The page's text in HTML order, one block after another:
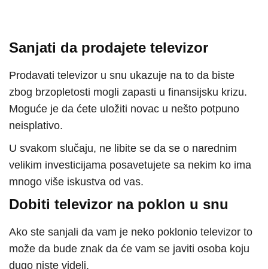
Sanjati da prodajete televizor
Prodavati televizor u snu ukazuje na to da biste
zbog brzopletosti mogli zapasti u finansijsku krizu.
Moguće je da ćete uložiti novac u nešto potpuno
neisplativo.
U svakom slučaju, ne libite se da se o narednim
velikim investicijama posavetujete sa nekim ko ima
mnogo više iskustva od vas.
Dobiti televizor na poklon u snu
Ako ste sanjali da vam je neko poklonio televizor to
može da bude znak da će vam se javiti osoba koju
dugo niste videli.